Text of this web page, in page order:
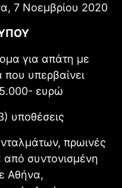
7 Νοεμβρίου 2020
για απάτη με
που υπερβαίνει
ευρώ
υποθέσεις
πρωινές
συντονισμένη
Αθήνα,